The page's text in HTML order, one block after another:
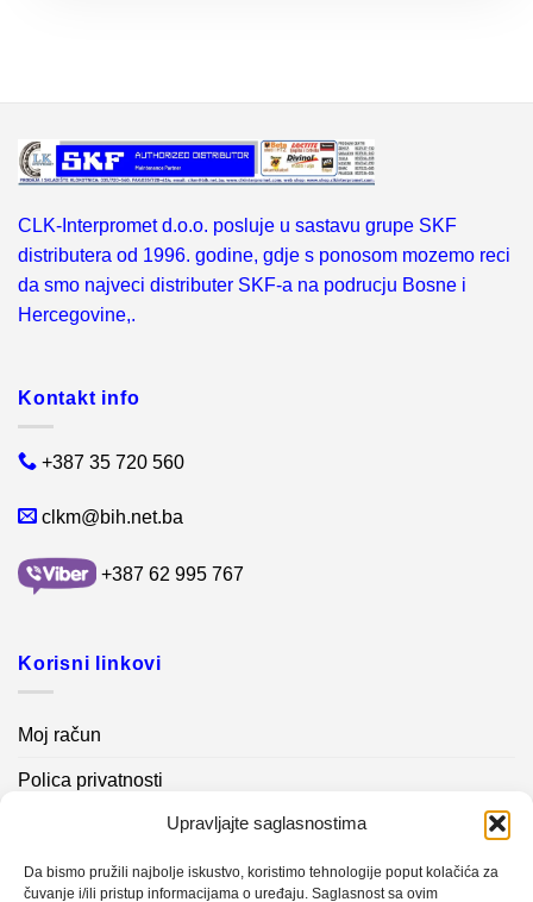
Upravljajte saglasnostima
Da bismo pružili najbolje iskustvo, koristimo tehnologije poput kolačića za
čuvanje i/ili pristup informacijama o uređaju. Saglasnost sa ovim
CLK-Interpromet d.o.o. posluje u sastavu grupe SKF
distributera od 1996. godine, gdje s ponosom mozemo reci
da smo najveci distributer SKF-a na podrucju Bosne i
Hercegovine,.
Kontakt info
+387 35 720 560
clkm@bih.net.ba
+387 62 995 767
Korisni linkovi
Moj račun
Polica privatnosti
Kontakt info